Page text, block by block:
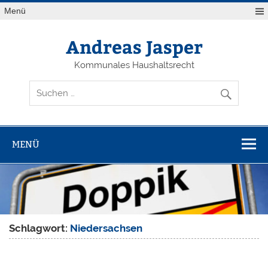
Zum
Inhalt
Menü
Andreas Jasper
Kommunales Haushaltsrecht
MENÜ
Schlagwort: Niedersachsen